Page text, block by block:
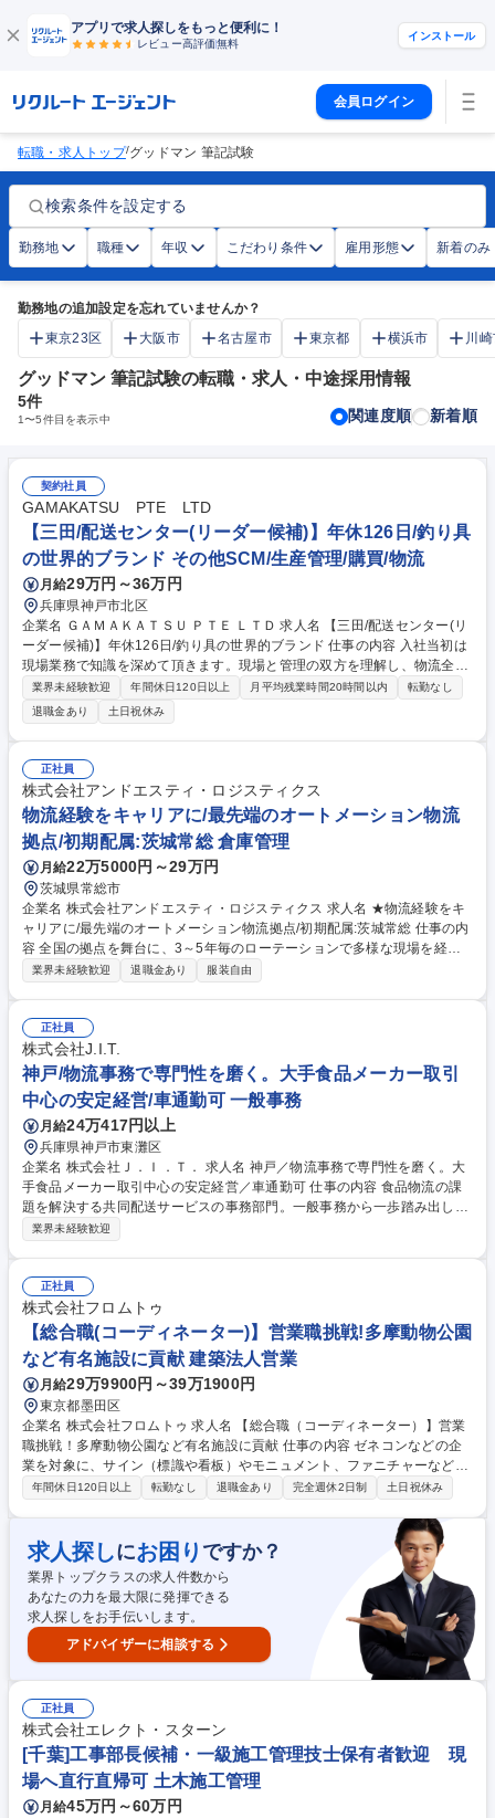
アプリで求人探しをもっと便利に！
レビュー高評価無料
インストール
会員ログイン
転職・求人トップ/グッドマン 筆記試験
検索条件を設定する
勤務地 職種 年収 こだわり条件 雇用形態 新着のみ
勤務地の追加設定を忘れていませんか？
東京23区
大阪市 名古屋市 東京都 横浜市 川
グッドマン 筆記試験の転職・求人・中途採用情報
5件
1〜5件目を表示中 関連度順 新着順
契約社員
GAMAKATSU PTE LTD
【三田/配送センター(リーダー候補)】年休126日/釣り具
の世界的ブランド その他SCM/生産管理/購買/物流
月給29万円～36万円
兵庫県神戸市北区
企業名 ＧＡＭＡＫＡＴＳＵ ＰＴＥ ＬＴＤ 求人名 【三田/配送センター(リ
ーダー候補)】年休126日/釣り具の世界的ブランド 仕事の内容 入社当初は
現場業務で知識を深めて頂きます。現場と管理の双方を理解し、物流全体
の司令塔として活躍を期待しております。 ■入出庫等の運営管理 ■スタッ
フのシフト管理 ■業務改善の立案/実行 ※将来、事業拡大に伴い配送セン
ターの移転等がある可能性がございます。 募集職種 【三田/配送センター
(リーダー候補)】年休126日/釣り具の世界的ブランド
業界未経験歓迎 年間休日120日以上 月平均残業時間20時間以内
転勤なし
退職金あり
土日祝休み
正社員
株式会社アンドエスティ・ロジスティクス
物流経験をキャリアに/最先端のオートメーション物流
拠点/初期配属:茨城常総 倉庫管理
月給22万5000円～29万円
茨城県常総市
企業名 株式会社アンドエスティ・ロジスティクス 求人名 ★物流経験をキ
ャリアに/最先端のオートメーション物流拠点/初期配属:茨城常総 仕事の内
容 全国の拠点を舞台に、3～5年毎のローテーションで多様な現場を経験
し、物流のプロフェッショナルを目指します。 ★本ポジションの初期配
特徴の拠点です。その中で倉庫スタッフのマネジメントや、業務改善活
動、業務計画等を行っていただきます。【具体業務】 ■スタッフのマネジ
メント・人員配置■商品管理・配送進捗のコントロール■拠点ごとの設備・
商材に合わせた業務フロー構築。 募集職種 ★物流経験をキャリアに/最先
端のオートメーション物流拠点/初期配属:茨城常総
業界未経験歓迎 退職金あり 服装自由
正社員
株式会社J.I.T.
神戸/物流事務で専門性を磨く。大手食品メーカー取引
中心の安定経営/車通勤可 一般事務
月給24万417円以上
兵庫県神戸市東灘区
企業名 株式会社Ｊ．Ｉ．Ｔ． 求人名 神戸／物流事務で専門性を磨く。大
手食品メーカー取引中心の安定経営／車通勤可 仕事の内容 食品物流の課
題を解決する共同配送サービスの事務部門。一般事務から一歩踏み出し、
物流事務の専門スキルを習得できます。未経験からでも、先輩のサポート
確認 ■配送パートナー（ドライバー等）との調整・手続き 単なる入力作業
ではなく、円滑な配送を支える「調整役」としての介在価値を実感できま
す。 募集職種 神戸／物流事務で専門性を磨く。大手食品メーカー取引中
心の安定経営／車通勤可
業界未経験歓迎
正社員
株式会社フロムトゥ
【総合職(コーディネーター)】営業職挑戦!多摩動物公園
など有名施設に貢献 建築法人営業
月給29万9900円～39万1900円
東京都墨田区
企業名 株式会社フロムトゥ 求人名 【総合職（コーディネーター）】営業
職挑戦！多摩動物公園など有名施設に貢献 仕事の内容 ゼネコンなどの企
業を対象に、サイン（標識や看板）やモニュメント、ファニチャーなどの
コーディネートをお任せします。設計者との打合せ、工場への資材発注や
ゼネコン、設計事務所などとの打合せ ■物件や現場の指示管理・製作工場
への発注管理 等 ◎大手企業との取引多数。社会で暮らす人々の生活を支
える プロダクトに携われる機会があります。 現在、業容拡大に向けて、
組織・体制の強化に取り組んでいます。 募集職種 【総合職（コーディネ
ーター）】営業職挑戦！多摩動物公園など有名施設に貢献
年間休日120日以上 転勤なし 退職金あり 完全週休2日制 土日祝休み
求人探しにお困り ですか？
業界トップクラスの求人件数から
あなたの力を最大限に発揮できる
求人探しをお手伝いします。
アドバイザーに相談する
正社員
株式会社エレクト・スターン
[千葉]工事部長候補・一級施工管理技士保有者歓迎 現
場へ直行直帰可 土木施工管理
月給45万円～60万円